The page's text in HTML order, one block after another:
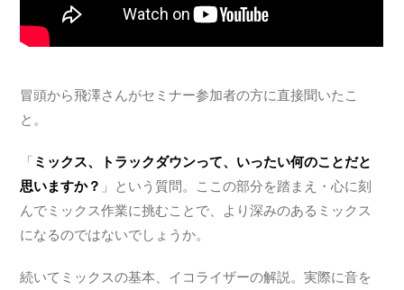
冒頭から飛澤さんがセミナー参加者の方に直接聞いたこ
と。
「 ミックス、トラックダウンって、いったい何のことだと
思いますか？ 」という質問。ここの部分を踏まえ・心に刻
んでミックス作業に挑むことで、より深みのあるミックス
になるのではないでしょうか。
続いてミックスの基本、イコライザーの解説。実際に音を